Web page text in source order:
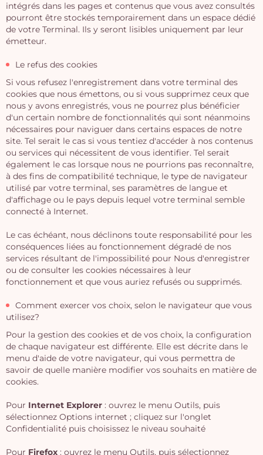
intégrés dans les pages et contenus que vous avez consultés
pourront être stockés temporairement dans un espace dédié
de votre Terminal. Ils y seront lisibles uniquement par leur
émetteur.
Le refus des cookies
Si vous refusez l'enregistrement dans votre terminal des
cookies que nous émettons, ou si vous supprimez ceux que
nous y avons enregistrés, vous ne pourrez plus bénéficier
d'un certain nombre de fonctionnalités qui sont néanmoins
nécessaires pour naviguer dans certains espaces de notre
site. Tel serait le cas si vous tentiez d'accéder à nos contenus
ou services qui nécessitent de vous identifier. Tel serait
également le cas lorsque nous ne pourrions pas reconnaître,
à des fins de compatibilité technique, le type de navigateur
utilisé par votre terminal, ses paramètres de langue et
d'affichage ou le pays depuis lequel votre terminal semble
connecté à Internet.
Le cas échéant, nous déclinons toute responsabilité pour les
conséquences liées au fonctionnement dégradé de nos
services résultant de l'impossibilité pour Nous d'enregistrer
ou de consulter les cookies nécessaires à leur
fonctionnement et que vous auriez refusés ou supprimés.
Comment exercer vos choix, selon le navigateur que vous
utilisez?
Pour la gestion des cookies et de vos choix, la configuration
de chaque navigateur est différente. Elle est décrite dans le
menu d'aide de votre navigateur, qui vous permettra de
savoir de quelle manière modifier vos souhaits en matière de
cookies.
Pour Internet Explorer : ouvrez le menu Outils, puis
sélectionnez Options internet ; cliquez sur l'onglet
Confidentialité puis choisissez le niveau souhaité
Pour Firefox : ouvrez le menu Outils, puis sélectionnez